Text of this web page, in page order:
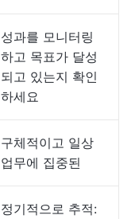
성과를 모니터링
하고 목표가 달성
되고 있는지 확인
하세요
구체적이고 일상
업무에 집중된
정기적으로 추적: